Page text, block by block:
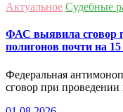
Актуальное Судебные
ФАС выявила сговор
полигонов почти на
Федеральная
сговор при проведении